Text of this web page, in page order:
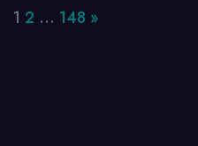
Page:
1 2 … 148 Next
»